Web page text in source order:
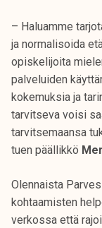
u
n
t
a
– Haluamme
ja normalisoida
opiskelijoita
palveluiden
kokemuksia ja
tarvitseva voisi
tarvitsemaansa
tuen päällikkö
Olennaista
kohtaamisten
verkossa että